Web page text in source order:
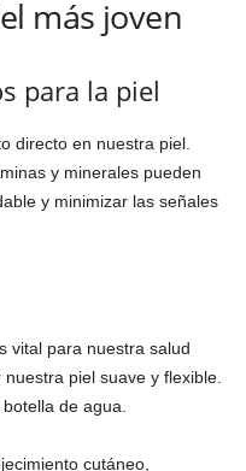
más joven
para la piel
directo en nuestra piel.
y minerales pueden
y minimizar las señales
vital para nuestra salud
piel suave y flexible.
de agua.
cutáneo,